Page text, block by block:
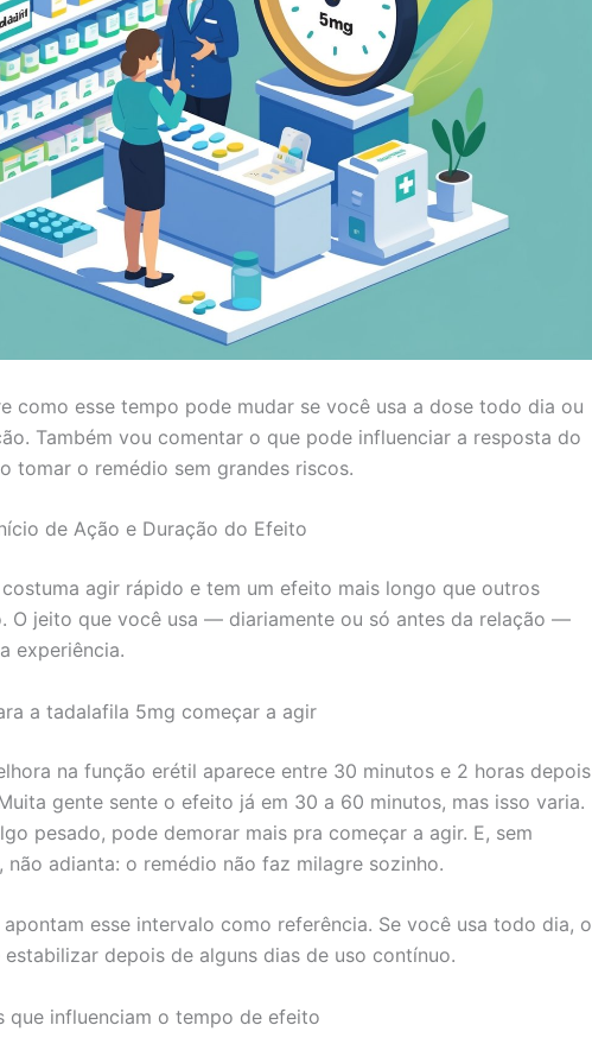
como esse tempo pode mudar se você usa a dose todo dia ou
Também vou comentar o que pode influenciar a resposta do
tomar o remédio sem grandes riscos.
de Ação e Duração do Efeito
agir rápido e tem um efeito mais longo que outros
O jeito que você usa — diariamente ou só antes da relação —
experiência.
a tadalafila 5mg começar a agir
na função erétil aparece entre 30 minutos e 2 horas depois
gente sente o efeito já em 30 a 60 minutos, mas isso varia.
pesado, pode demorar mais pra começar a agir. E, sem
não adianta: o remédio não faz milagre sozinho.
esse intervalo como referência. Se você usa todo dia, o
depois de alguns dias de uso contínuo.
que influenciam o tempo de efeito